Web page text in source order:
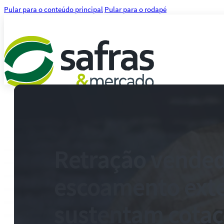
Pular para o conteúdo principal Pular para o rodapé
sustentam